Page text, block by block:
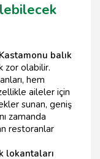
Kastamonu balık
zor olabilir.
hem
aileler için
sunan, geniş
zamanda
restoranlar
lokantaları